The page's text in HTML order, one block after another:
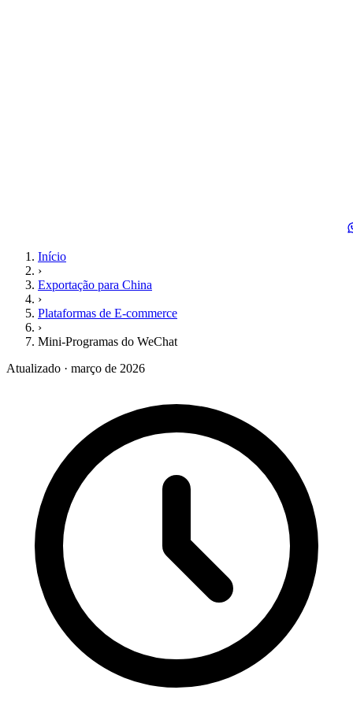
Início
›
Exportação para China
›
Plataformas de E-commerce
›
Mini-Programas do WeChat
Atualizado · março de 2026